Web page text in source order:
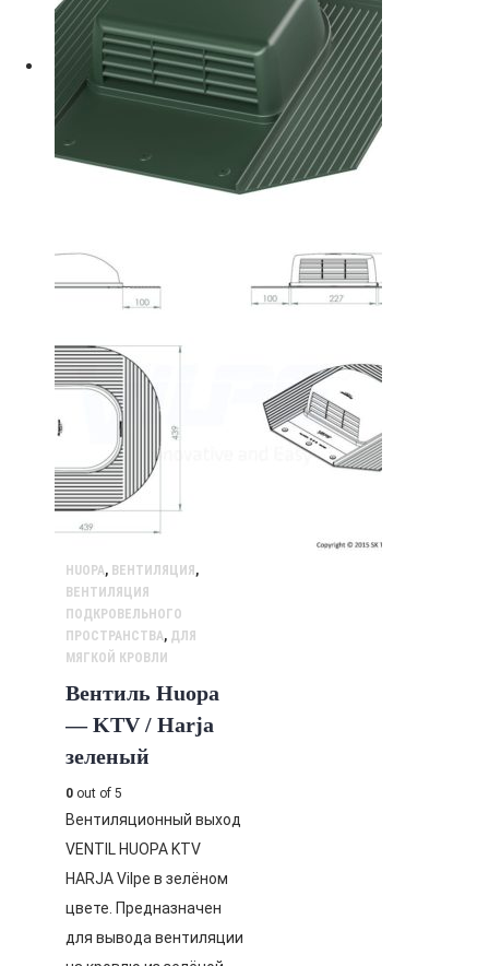
HUOPA, ВЕНТИЛЯЦИЯ ,
ВЕНТИЛЯЦИЯ
ПОДКРОВЕЛЬНОГО
ПРОСТРАНСТВА, ДЛЯ
МЯГКОЙ КРОВЛИ
Вентиль Huopa
— KTV / Harja
зеленый
0 out of 5
Вентиляционный выход
VENTIL HUOPA KTV
HARJA Vilpe в зелёном
цвете. Предназначен
для вывода вентиляции